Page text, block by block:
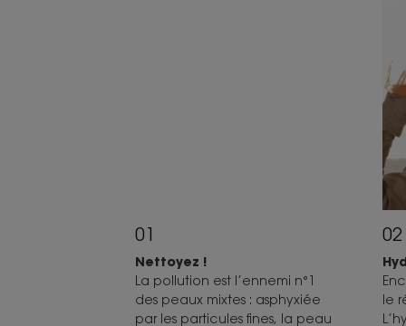
01
Nettoyez !
La pollution est l’ennemi n°1
des peaux mixtes : asphyxiée
par les particules fines, la peau
02
le